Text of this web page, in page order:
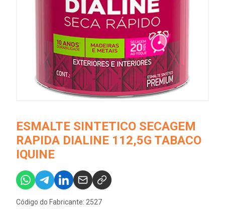
ESMALTE SINTETICO SECAGEM
RAPIDA DIALINE 112,5G TABACO
IQUINE
Código do Fabricante: 2527